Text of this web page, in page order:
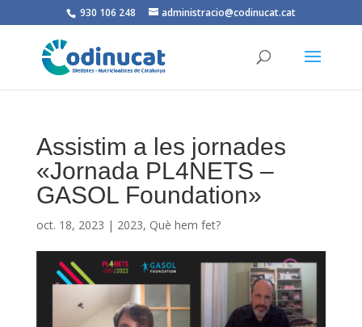
930 106 248 administracio@codinucat.cat
Assistim a les jornades
«Jornada PL4NETS –
GASOL Foundation»
oct. 18, 2023 | 2023, Què hem fet?